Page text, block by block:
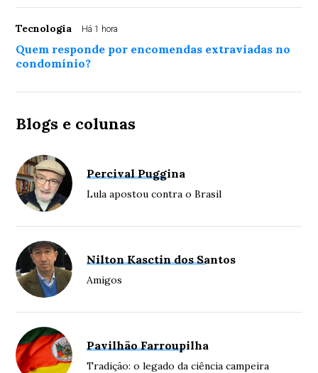
Tecnologia Há 1 hora
Quem responde por encomendas extraviadas no
condomínio?
Blogs e colunas
Percival Puggina
Lula apostou contra o Brasil
Nilton Kasctin dos Santos
Amigos
Pavilhão Farroupilha
Tradição: o legado da ciência campeira